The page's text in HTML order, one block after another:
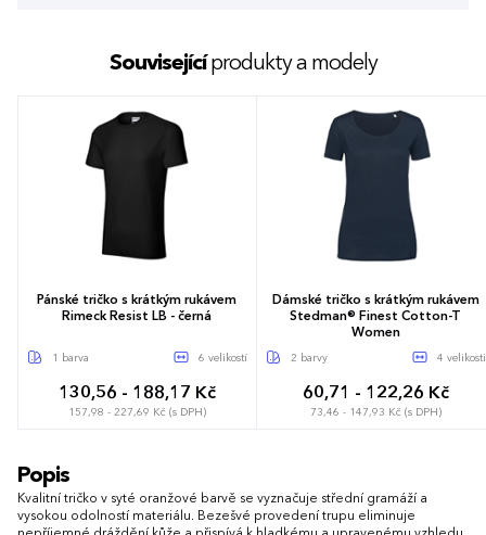
Souvisejícíprodukty a modely
Pánské tričko s krátkým rukávem
Rimeck Resist LB - černá
1 barva 6 velikostí
130,56 - 188,17 Kč
157,98 - 227,69 Kč (s DPH)
S
Dámské tričko s krátkým rukávem
Stedman® Finest Cotton-T
Women
2 barvy 4 velikosti
60,71 - 122,26 Kč
73,46 - 147,93 Kč (s DPH)
Popis
Kvalitní tričko v syté oranžové barvě se vyznačuje střední gramáží a
vysokou odolností materiálu. Bezešvé provedení trupu eliminuje